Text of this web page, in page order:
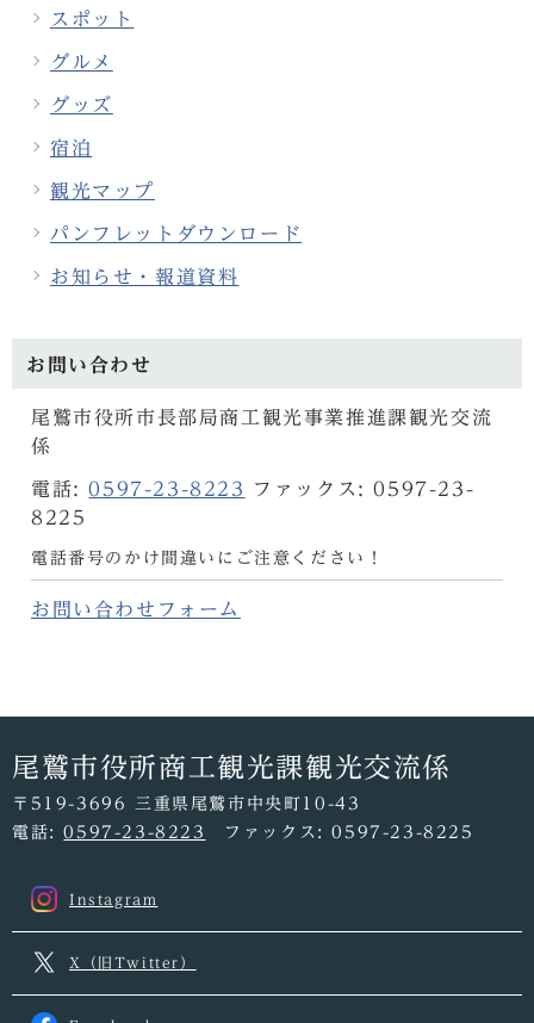
スポット
グルメ
グッズ
宿泊
観光マップ
パンフレットダウンロード
お知らせ・報道資料
お問い合わせ
尾鷲市役所市長部局商工観光事業推進課観光交流
係
電話:0597-23-8223
ファックス: 0597-23-
8225
電話番号のかけ間違いにご注意ください！
お問い合わせフォーム
尾鷲市役所商工観光課観光交流係
〒519-3696 三重県尾鷲市中央町10-43
電話:0597-23-8223 ファックス: 0597-23-8225
Instagram
X（旧Twitter）